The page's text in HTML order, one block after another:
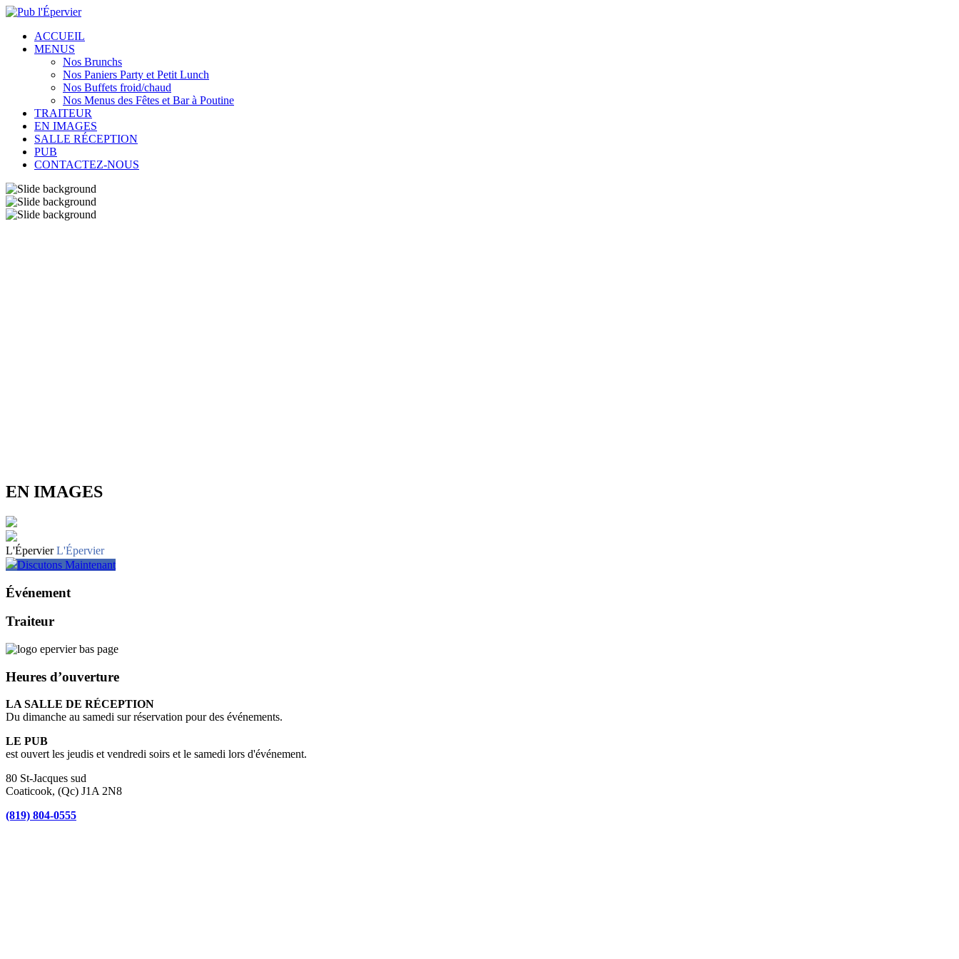
ACCUEIL
MENUS
Nos Brunchs
Nos Paniers Party et Petit Lunch
Nos Buffets froid/chaud
Nos Menus des Fêtes et Bar à Poutine
TRAITEUR
EN IMAGES
SALLE RÉCEPTION
PUB
CONTACTEZ-NOUS
EN IMAGES
L'Épervier L'Épervier
Discutons Maintenant
Événement
Traiteur
Heures d’ouverture
LA SALLE DE RÉCEPTION
Du dimanche au samedi sur réservation pour des événements.
LE PUB
est ouvert les jeudis et vendredi soirs et le samedi lors d'événement.
80 St-Jacques sud
Coaticook, (Qc) J1A 2N8
(819) 804-0555